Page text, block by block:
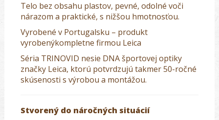
Telo bez obsahu plastov, pevné, odolné voči
nárazom a praktické, s nižšou hmotnosťou.
Vyrobené v Portugalsku – produkt
vyrobenýkompletne firmou Leica
Séria TRINOVID nesie DNA športovej optiky
značky Leica, ktorú potvrdzujú takmer 50-ročné
skúsenosti s výrobou a montážou.
Stvorený do náročných situácií